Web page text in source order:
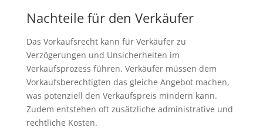
Nachteile für den Verkäufer
Das Vorkaufsrecht kann für Verkäufer zu
Verzögerungen und Unsicherheiten im
Verkaufsprozess führen. Verkäufer müssen dem
Vorkaufsberechtigten das gleiche Angebot machen,
was potenziell den Verkaufspreis mindern kann.
Zudem entstehen oft zusätzliche administrative und
rechtliche Kosten.